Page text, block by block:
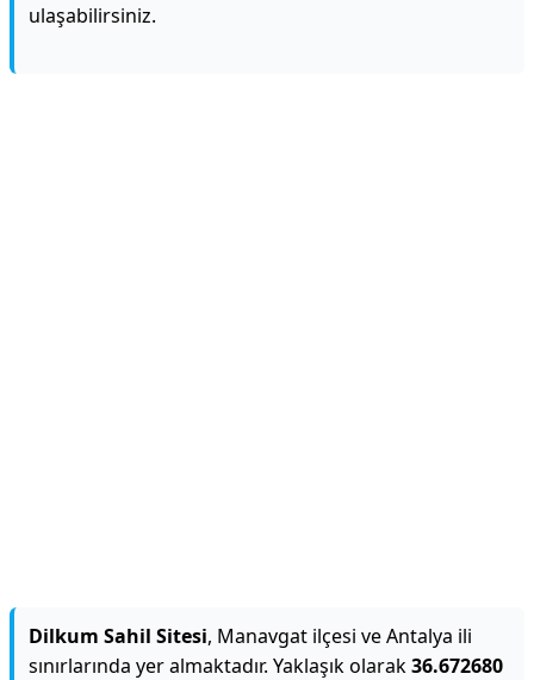
ulaşabilirsiniz.
Dilkum Sahil Sitesi, Manavgat ilçesi ve Antalya ili
sınırlarında yer almaktadır. Yaklaşık olarak36.672680